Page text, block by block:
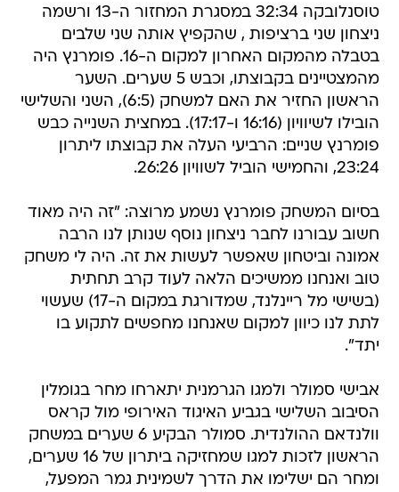
טוסנלובקה 32:34 במסגרת המחזור ה-13 ורשמה
ניצחון שני ברציפות , שהקפיץ אותה שני שלבים
בטבלה מהמקום האחרון למקום ה-16. פומרנץ היה
מהמצטיינים בקבוצתו, וכבש 5 שערים. השער
הראשון החזיר את האם למשחק (6:5), השני והשלישי
הובילו לשיוויון (16:16 ו-17:17). במחצית השנייה כבש
פומרנץ שניים: הרביעי העלה את קבוצתו ליתרון
23:24, והחמישי הוביל לשוויון 26:26.
בסיום המשחק פומרנץ נשמע מרוצה: "זה היה מאוד
חשוב עבורנו לחבר ניצחון נוסף שנותן לנו הרבה
אמונה וביטחון שאפשר לעשות את זה. היה לי משחק
טוב ואנחנו ממשיכים הלאה לעוד קרב תחתית
(בשישי מל ריינלנד, שמדורגת במקום ה-17) שעשוי
לתת לנו כיוון למקום שאנחנו מחפשים לתקוע בו
יתד".
אבישי סמולר ולמגו הגרמנית יתארחו מחר בגומלין
הסיבוב השלישי בגביע האיגוד האירופי מול קראס
וולנדאם ההולנדית. סמולר הבקיע 6 שערים במשחק
הראשון לזכות למגו שמחזיקה ביתרון של 16 שערים,
ומחר הם ישלימו את הדרך לשמינית גמר המפעל,